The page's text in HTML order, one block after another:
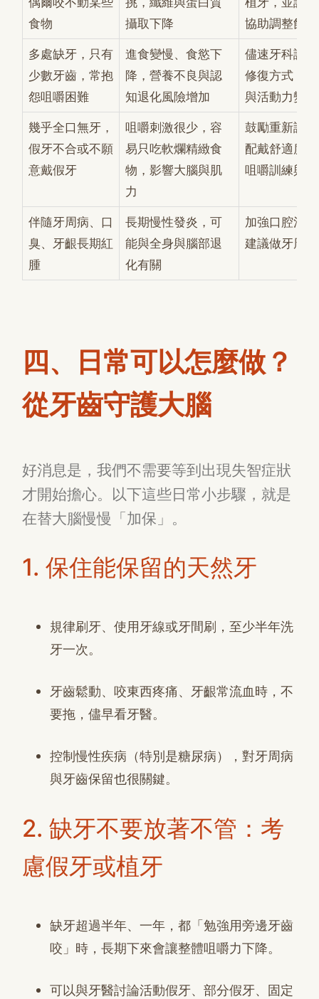
食物
攝取下降
協助調整飲
多處缺牙，只有
少數牙齒，常抱
怨咀嚼困難
進食變慢、食慾下
降，營養不良與認
知退化風險增加
儘速牙科評
修復方式，
與活動力變
幾乎全口無牙，
假牙不合或不願
意戴假牙
咀嚼刺激很少，容
易只吃軟爛精緻食
物，影響大腦與肌
力
鼓勵重新評
配戴舒適度
咀嚼訓練與
伴隨牙周病、口
臭、牙齦長期紅
腫
長期慢性發炎，可
能與全身與腦部退
化有關
加強口腔清
建議做牙周
四、日常可以怎麼做？
從牙齒守護大腦
好消息是，我們不需要等到出現失智症狀
才開始擔心。以下這些日常小步驟，就是
在替大腦慢慢「加保」。
1. 保住能保留的天然牙
規律刷牙、使用牙線或牙間刷，至少半年洗
牙一次。
牙齒鬆動、咬東西疼痛、牙齦常流血時，不
要拖，儘早看牙醫。
控制慢性疾病（特別是糖尿病），對牙周病
與牙齒保留也很關鍵。
2. 缺牙不要放著不管：考
慮假牙或植牙
缺牙超過半年、一年，都「勉強用旁邊牙齒
咬」時，長期下來會讓整體咀嚼力下降。
可以與牙醫討論活動假牙、部分假牙、固定